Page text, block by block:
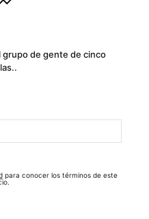
grupo de gente de cinco
para conocer los términos de este